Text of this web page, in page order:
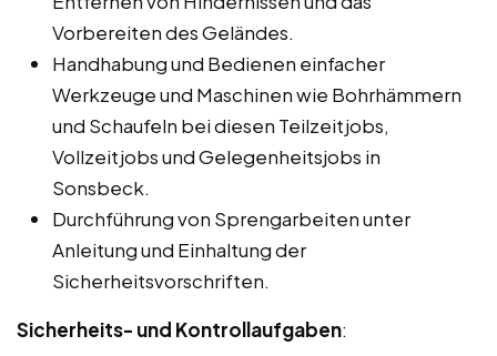
Vorbereiten des Geländes.
Handhabung und Bedienen einfacher
Werkzeuge und Maschinen wie Bohrhämmern
und Schaufeln bei diesen Teilzeitjobs,
Vollzeitjobs und Gelegenheitsjobs in
Sonsbeck.
Durchführung von Sprengarbeiten unter
Anleitung und Einhaltung der
Sicherheitsvorschriften.
Sicherheits- und Kontrollaufgaben: